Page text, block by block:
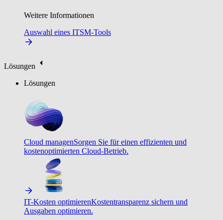
Weitere Informationen
Auswahl eines ITSM-Tools
Lösungen
Lösungen
Cloud managenSorgen Sie für einen effizienten und
kostenoptimierten Cloud-Betrieb.
IT-Kosten optimierenKostentransparenz sichern und
Ausgaben optimieren.